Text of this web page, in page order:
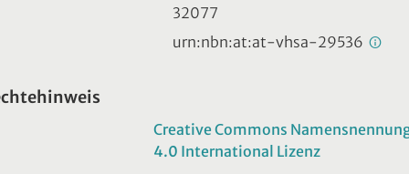
32077
urn:nbn:at:at-vhsa-29536
Creative Commons
4.0 International Lizenz